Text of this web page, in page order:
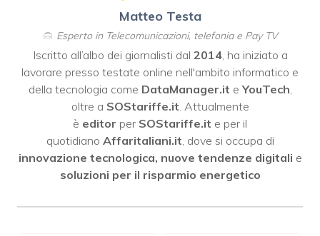
Matteo Testa
Esperto in Telecomunicazioni, telefonia e Pay TV
Iscritto all’albo dei giornalisti dal 2014, ha iniziato a
lavorare presso testate online nell'ambito informatico e
della tecnologia come DataManager.it eYouTech
oltre a SOStariffe.it . Attualmente
è editor per SOStariffe.it e per il
quotidiano Affaritaliani.it , dove si occupa di
innovazione tecnologica, nuove tendenze digitali e
soluzioni per il risparmio energetico